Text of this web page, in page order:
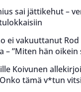
sai jättikehut –
ei vakuuttanut Rod
– ”Miten hän oikein
Koivunen
tämä v*tun